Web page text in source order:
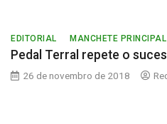
EDITORIAL MANCHETE
Pedal Terral repete o
26 de novembro de 2018